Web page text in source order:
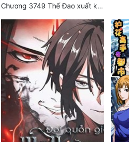
Chương 3749 Thế Đao xuất kích